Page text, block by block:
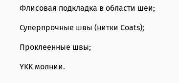
Флисовая подкладка в области шеи;
Суперпрочные швы (нитки Coats);
Проклеенные швы;
YKK молнии.